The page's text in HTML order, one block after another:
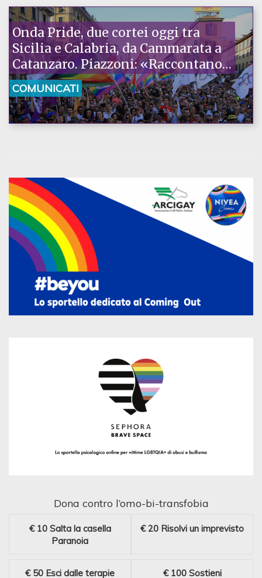
Onda Pride, due cortei oggi tra
Sicilia e Calabria, da Cammarata a
Catanzaro. Piazzoni: «Raccontano
la nostra ostinazione»
COMUNICATI
Dona contro l’omo-bi-transfobia
€ 10 Salta la casella
Paranoia
€ 20 Risolvi un imprevisto
€ 50 Esci dalle terapie
€ 100 Sostieni